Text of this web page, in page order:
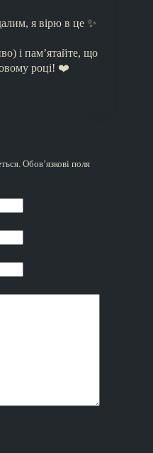
я вірю в це ✨
і пам’ятайте, що
році! ❤️
Обов’язкові поля